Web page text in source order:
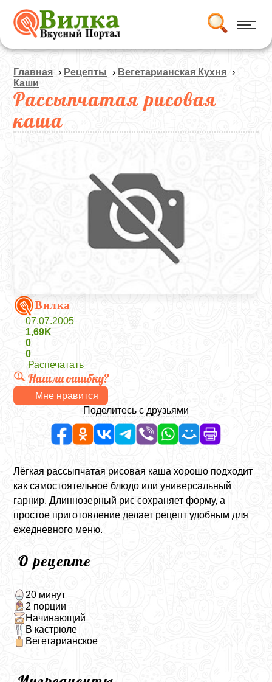
Главная › Рецепты › Вегетарианская Кухня ›
Каши
Рассыпчатая рисовая
каша
Вилка
07.07.2005
1,69K
0
0
Распечатать
Нашли ошибку?
Мне нравится
Поделитесь с друзьями
Лёгкая рассыпчатая рисовая каша хорошо подходит
как самостоятельное блюдо или универсальный
гарнир. Длиннозерный рис сохраняет форму, а
простое приготовление делает рецепт удобным для
ежедневного меню.
О рецепте
20 минут
2 порции
Начинающий
В кастрюле
Вегетарианское